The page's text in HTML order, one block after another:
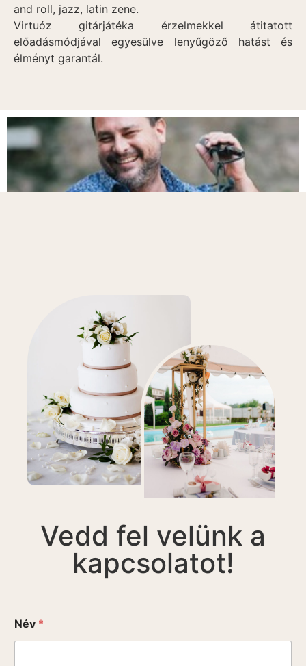
and roll, jazz, latin zene.
Virtuóz gitárjátéka érzelmekkel átitatott
előadásmódjával egyesülve lenyűgöző hatást és
élményt garantál.
Vedd fel velünk a
kapcsolatot!
Név *